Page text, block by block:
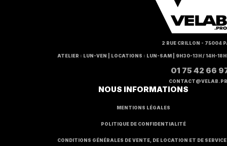
2 RUE CRILLON - 75004
ATELIER : LUN-VEN | LOCATIONS : LUN-SAM | 9H30-13H / 14H-
01 75 42 66
NOUS INFORMATIONS
MENTIONS LÉGALES
POLITIQUE DE CONFIDENTIALITÉ
CONDITIONS GÉNÉRALES DE VENTE, DE LOCATION ET DE